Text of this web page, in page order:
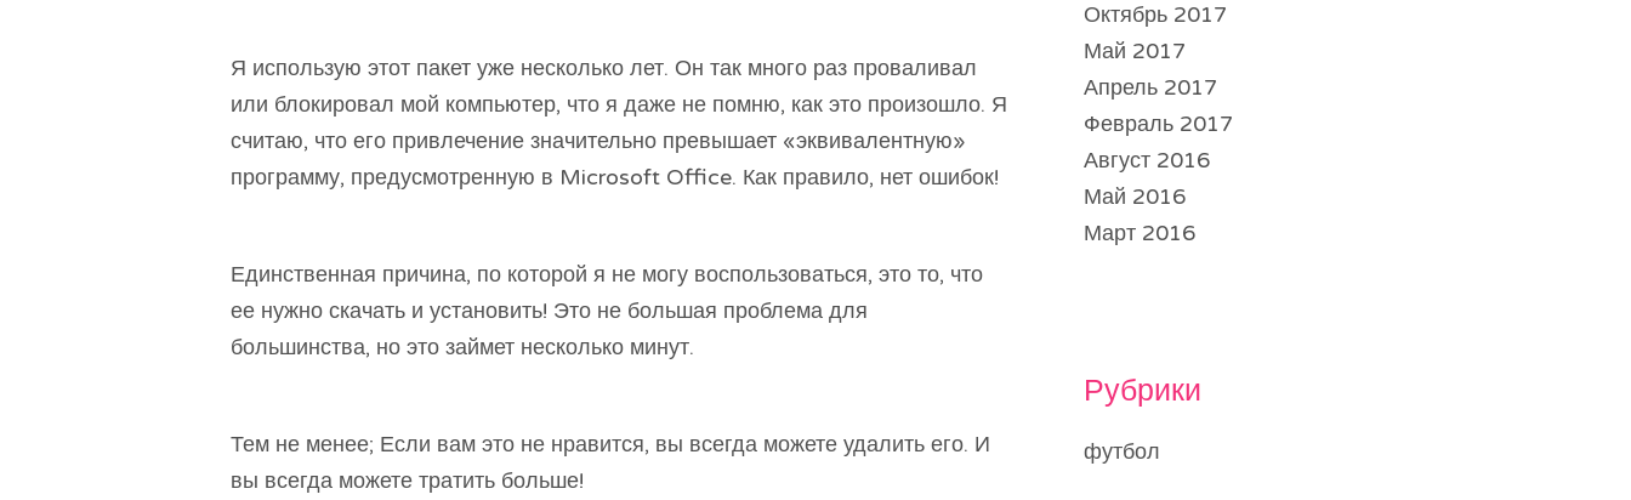
Я использую этот пакет уже несколько лет. Он так много раз проваливал
или блокировал мой компьютер, что я даже не помню, как это произошло. Я
считаю, что его привлечение значительно превышает «эквивалентную»
программу, предусмотренную в Microsoft Office. Как правило, нет ошибок!
Единственная причина, по которой я не могу воспользоваться, это то, что
ее нужно скачать и установить! Это не большая проблема для
большинства, но это займет несколько минут.
Тем не менее; Если вам это не нравится, вы всегда можете удалить его. И
вы всегда можете тратить больше!
Октябрь 2017
Май 2017
Апрель 2017
Февраль 2017
Август 2016
Май 2016
Март 2016
Рубрики
футбол